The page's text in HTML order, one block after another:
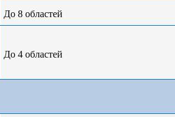
До 8 областей
До 4 областей